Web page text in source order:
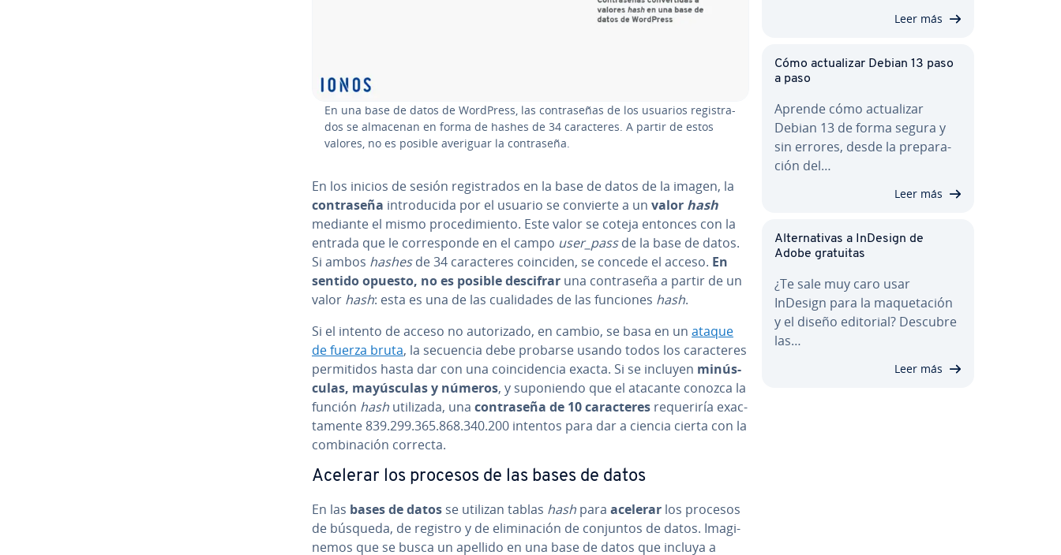
En una base de datos de WordPress, las co­n­tra­se­ñas de los usuarios re­gi­s­tra­
dos se almacenan en forma de hashes de 34 ca­ra­c­te­res. A partir de estos
valores, no es posible averiguar la co­n­tra­se­ña.
En los inicios de sesión re­gi­s­tra­dos en la base de datos de la imagen, la
co­n­tra­se­ña in­tro­du­ci­da por el usuario se convierte a un valor hash
mediante el mismo pro­ce­di­mie­n­to. Este valor se coteja entonces con la
entrada que le co­rre­s­po­n­de en el campo user_passde la base de datos.
Si ambos hashesde 34 ca­ra­c­te­res coinciden, se concede el acceso. En
sentido opuesto, no es posible descifrar una co­n­tra­se­ña a partir de un
valor hash: esta es una de las cua­li­da­des de las funciones hash.
Si el intento de acceso no au­to­ri­za­do, en cambio, se basa en un ataque
de fuerza bruta, la secuencia debe probarse usando todos los ca­ra­c­te­res
pe­r­mi­ti­dos hasta dar con una coin­ci­de­n­cia exacta. Si se incluyen mi­nú­s­
cu­las, ma­yú­s­cu­las y números, y su­po­nie­n­do que el atacante conozca la
función hash utilizada, una co­n­tra­se­ña de 10 ca­ra­c­te­res re­que­ri­ría exac­
ta­me­n­te 839.299.365.868.340.200 intentos para dar a ciencia cierta con la
co­m­bi­na­ción correcta.
Acelerar los procesos de las bases de datos
En las bases de datos se utilizan tablas hash para acelerar los procesos
de búsqueda, de registro y de eli­mi­na­ción de conjuntos de datos. Ima­gi­
ne­mos que se busca un apellido en una base de datos que incluya a
Leer más
Cómo ac­tua­li­zar Debian 13 paso
a paso
Aprende cómo ac­tua­li­zar
Debian 13 de forma segura y
sin errores, desde la pre­pa­ra­
ción del…
Leer más
Al­te­r­na­ti­vas a InDesign de
Adobe gratuitas
¿Te sale muy caro usar
InDesign para la ma­que­ta­ción
y el diseño editorial? Descubre
las…
Leer más